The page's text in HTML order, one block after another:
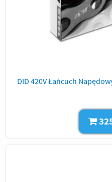
DID 420V Łańcuch